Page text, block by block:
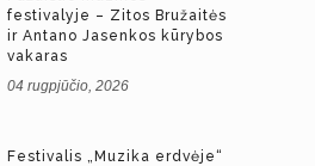
festivalyje – Zitos Bružaitės
ir Antano Jasenkos kūrybos
vakaras
04 rugpjūčio, 2026
Festivalis „Muzika erdvėje“